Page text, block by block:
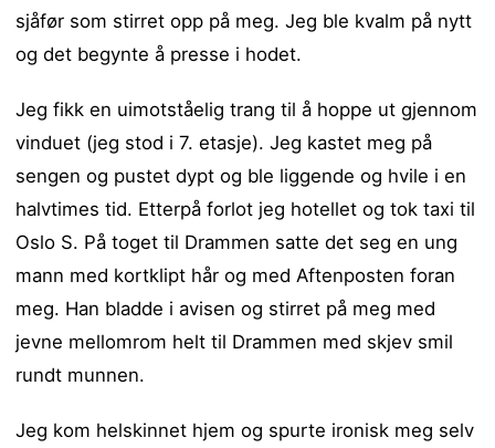
sjåfør som stirret opp på meg. Jeg ble kvalm på nytt
og det begynte å presse i hodet.
Jeg fikk en uimotståelig trang til å hoppe ut gjennom
vinduet (jeg stod i 7. etasje). Jeg kastet meg på
sengen og pustet dypt og ble liggende og hvile i en
halvtimes tid. Etterpå forlot jeg hotellet og tok taxi til
Oslo S. På toget til Drammen satte det seg en ung
mann med kortklipt hår og med Aftenposten foran
meg. Han bladde i avisen og stirret på meg med
jevne mellomrom helt til Drammen med skjev smil
rundt munnen.
Jeg kom helskinnet hjem og spurte ironisk meg selv